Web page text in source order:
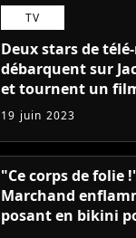
TV
Deux stars de
débarquent sur
et tournent un
premières images
(exclu)
19 juin 2023
"Ce corps de folie
Marchand
posant en bikini